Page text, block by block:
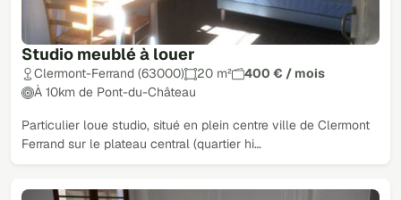
Studio meublé à louer
Clermont-Ferrand (63000) 20 m²
400 € / mois
À 10km de Pont-du-Château
Particulier loue studio, situé en plein centre ville de Clermont
Ferrand sur le plateau central (quartier hi…